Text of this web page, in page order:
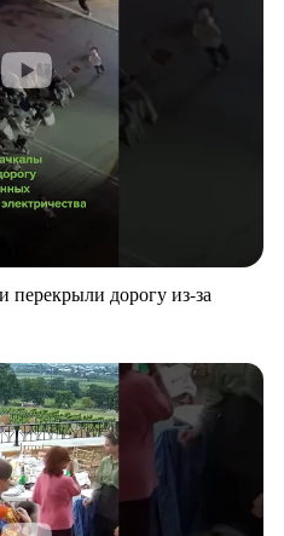
перекрыли дорогу из-за